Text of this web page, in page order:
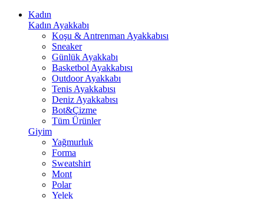
Kadın
Kadın Ayakkabı
Koşu & Antrenman Ayakkabısı
Sneaker
Günlük Ayakkabı
Basketbol Ayakkabısı
Outdoor Ayakkabı
Tenis Ayakkabısı
Deniz Ayakkabısı
Bot&Çizme
Tüm Ürünler
Giyim
Yağmurluk
Forma
Sweatshirt
Mont
Polar
Yelek